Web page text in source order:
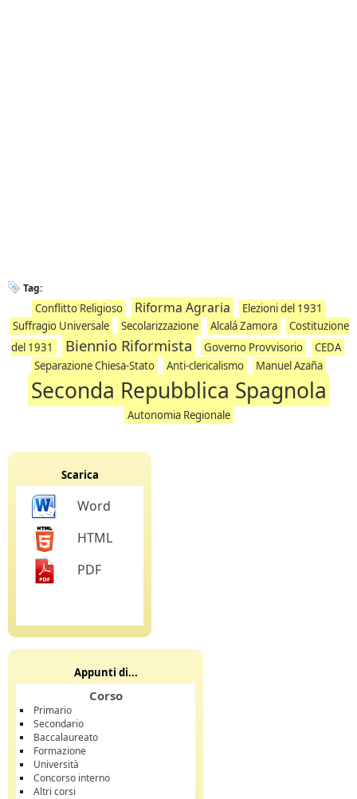
Tag:
Conflitto Religioso Riforma Agraria
Elezioni del 1931
Suffragio Universale
Secolarizzazione Alcalá Zamora
Costituzione
del 1931
Biennio Riformista Governo Provvisorio
CEDA
Separazione Chiesa-Stato
Anti-clericalismo Manuel Azaña
Seconda Repubblica Spagnola
Autonomia Regionale
Scarica
Word
HTML
PDF
Appunti di...
Corso
Primario
Secondario
Baccalaureato
Formazione
Università
Concorso interno
Altri corsi